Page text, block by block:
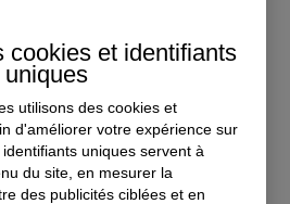
cookies et identifiants
uniques
utilisons des cookies et
d'améliorer votre expérience sur
uniques servent à
du site, en mesurer la
des publicités ciblées et en